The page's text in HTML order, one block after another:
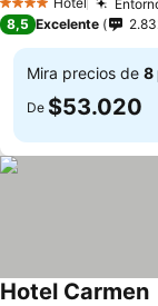
4 Estrellas
8,5 Excelente
Mira precios de 8
De $53.020
Hotel Carmen